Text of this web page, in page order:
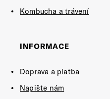
Kombucha a trávení
INFORMACE
Doprava a platba
Napište nám